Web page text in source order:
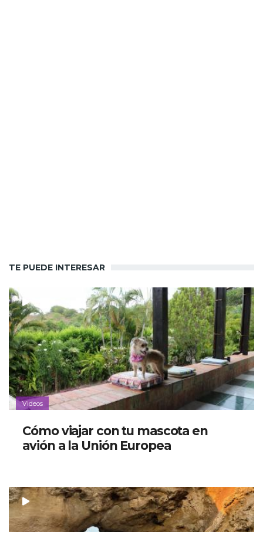
TE PUEDE INTERESAR
Videos
Cómo viajar con tu mascota en
avión a la Unión Europea